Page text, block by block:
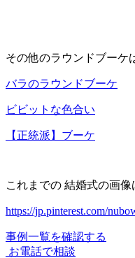
その他のラウンドブー
バラのラウンドブーケ
ビビットな色合い
【正統派】ブーケ
これまでの 結婚式の画
https://jp.pinterest.com/
事例一覧を確認する
お電話で相談